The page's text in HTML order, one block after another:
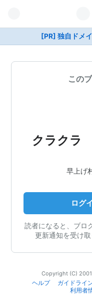
[PR] 独自ドメ
この
クラクラ
早上げ
ログ
読者になると、ブロ
更新通知を受け
Copyright (C)
ヘルプ
ガイドライ
利用者